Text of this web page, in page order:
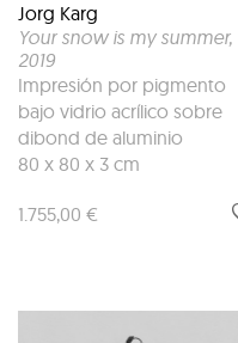
Jorg Karg
Your snow is my summer,
2019
Impresión por pigmento
bajo vidrio acrílico sobre
dibond de aluminio
80 x 80 x 3 cm
1.755,00 €